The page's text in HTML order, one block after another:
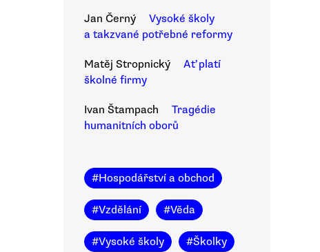
Jan Černý
Vysoké školy
a takzvané potřebné reformy
Matěj Stropnický
Ať platí
školné firmy
Ivan Štampach
Tragédie
humanitních oborů
#Hospodářství a obchod
#Vzdělání #Věda
#Vysoké školy #Školky